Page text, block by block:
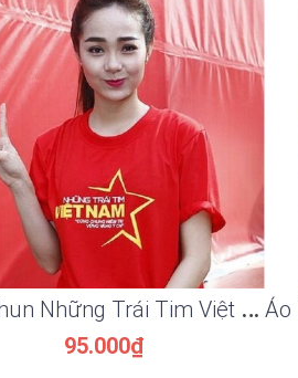
Á
o Thun Những Trái Tim Việt Nam TTVN02
95.000₫